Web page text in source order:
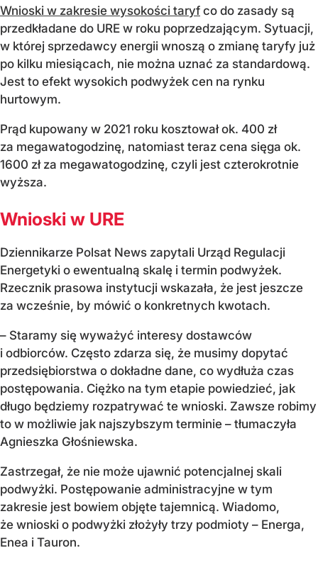
Wnioski w zakresie wysokości taryf co do zasady są
przedkładane do URE w roku poprzedzającym. Sytuacji,
w której sprzedawcy energii wnoszą o zmianę taryfy już
po kilku miesiącach, nie można uznać za standardową.
Jest to efekt wysokich podwyżek cen na rynku
hurtowym.
Prąd kupowany w 2021 roku kosztował ok. 400 zł
za megawatogodzinę, natomiast teraz cena sięga ok.
1600 zł za megawatogodzinę, czyli jest czterokrotnie
wyższa.
Wnioski w URE
Dziennikarze Polsat News zapytali Urząd Regulacji
Energetyki o ewentualną skalę i termin podwyżek.
Rzecznik prasowa instytucji wskazała, że jest jeszcze
za wcześnie, by mówić o konkretnych kwotach.
– Staramy się wyważyć interesy dostawców
i odbiorców. Często zdarza się, że musimy dopytać
przedsiębiorstwa o dokładne dane, co wydłuża czas
postępowania. Ciężko na tym etapie powiedzieć, jak
długo będziemy rozpatrywać te wnioski. Zawsze robimy
to w możliwie jak najszybszym terminie – tłumaczyła
Agnieszka Głośniewska.
Zastrzegał, że nie może ujawnić potencjalnej skali
podwyżki. Postępowanie administracyjne w tym
zakresie jest bowiem objęte tajemnicą. Wiadomo,
że wnioski o podwyżki złożyły trzy podmioty – Energa,
Enea i Tauron.